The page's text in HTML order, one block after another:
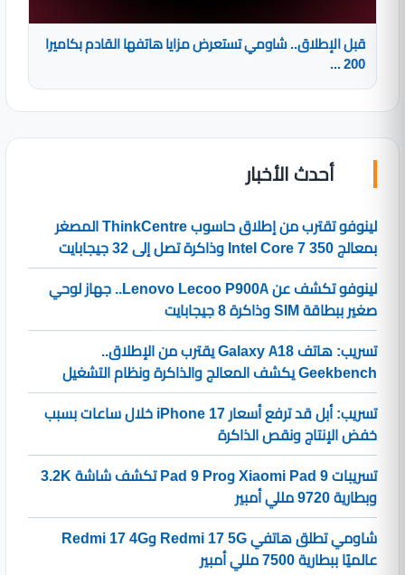
قبل الإطلاق.. شاومي تستعرض مزايا هاتفها القادم بكاميرا
200 ...
أحدث الأخبار
لينوفو تقترب من إطلاق حاسوب ThinkCentre المصغر
بمعالج Intel Core 7 350 وذاكرة تصل إلى 32 جيجابايت
لينوفو تكشف عن Lenovo Lecoo P900A.. جهاز لوحي
صغير ببطاقة SIM وذاكرة 8 جيجابايت
تسريب: هاتف Galaxy A18 يقترب من الإطلاق..
Geekbench يكشف المعالج والذاكرة ونظام التشغيل
تسريب: أبل قد ترفع أسعار iPhone 17 خلال ساعات بسبب
خفض الإنتاج ونقص الذاكرة
تسريبات Xiaomi Pad 9 وPad 9 Pro تكشف شاشة 3.2K
وبطارية 9720 مللي أمبير
شاومي تطلق هاتفي Redmi 17 5G وRedmi 17 4G
عالميًا ببطارية 7500 مللي أمبير